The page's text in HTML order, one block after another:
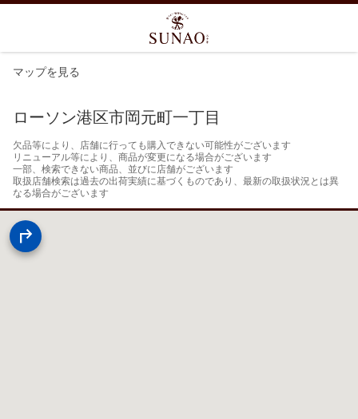
マップを見る
ローソン港区市岡元町一丁目
欠品等により、店舗に行っても購入できない可能性がございます
リニューアル等により、商品が変更になる場合がございます
一部、検索できない商品、並びに店舗がございます
取扱店舗検索は過去の出荷実績に基づくものであり、最新の取扱状況とは異
なる場合がございます